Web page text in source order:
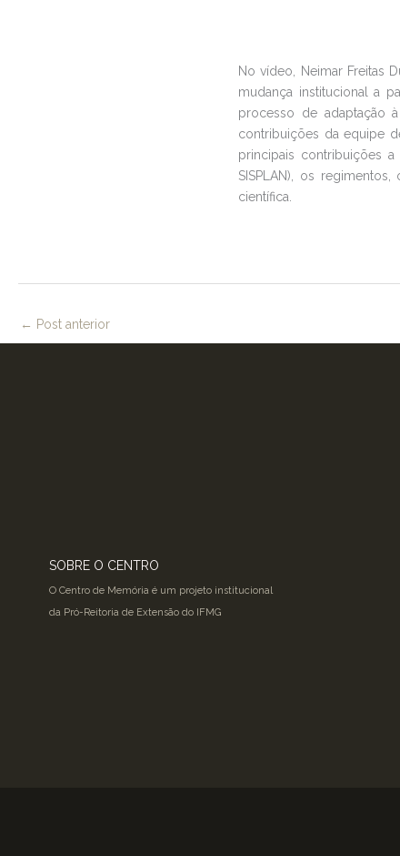
No vídeo, Neimar Freitas
mudança institucional a
processo de adaptação
contribuições da equipe
principais contribuições
SISPLAN), os
científica.
← Post anterior
SOBRE O CENTRO
O Centro de Memória é um projeto institucional
da Pró-Reitoria de Extensão do IFMG